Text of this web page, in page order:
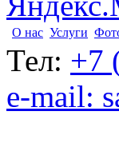
О нас Услуги
Тел: +7
e-mail: